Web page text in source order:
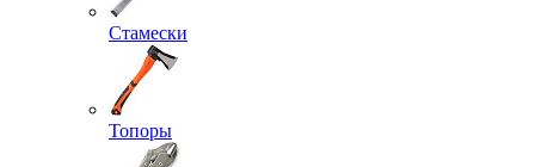
Стамески
Топоры